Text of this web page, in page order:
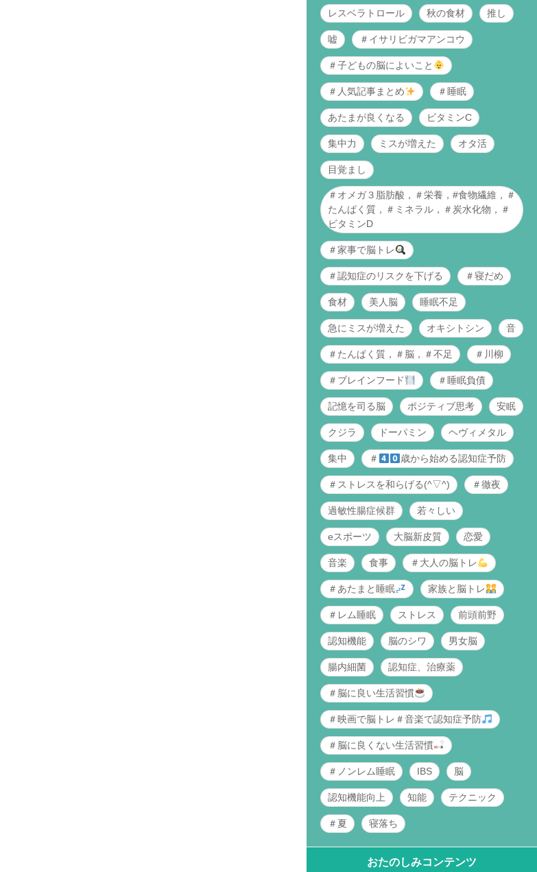
レスベラトロール 秋の食材 推し
嘘 ＃イサリビガマアンコウ
＃子どもの脳によいこと
＃人気記事まとめ ＃睡眠
あたまが良くなる ビタミンC
集中力 ミスが増えた オタ活
目覚まし
＃オメガ３脂肪酸，＃栄養，#食物繊維，＃
たんぱく質，＃ミネラル，＃炭水化物，＃
ビタミンD
＃家事で脳トレ
＃認知症のリスクを下げる ＃寝だめ
食材 美人脳 睡眠不足
急にミスが増えた オキシトシン 音
＃たんぱく質，＃脳，＃不足 ＃川柳
＃ブレインフード ＃睡眠負債
記憶を司る脳 ポジティブ思考 安眠
クジラ ドーパミン ヘヴィメタル
集中 ＃ 歳から始める認知症予防
＃ストレスを和らげる(^▽^) ＃徹夜
過敏性腸症候群 若々しい
eスポーツ 大脳新皮質 恋愛
音楽 食事 ＃大人の脳トレ
＃あたまと睡眠 家族と脳トレ
＃レム睡眠 ストレス 前頭前野
認知機能 脳のシワ 男女脳
腸内細菌 認知症、治療薬
＃脳に良い生活習慣
＃映画で脳トレ＃音楽で認知症予防
＃脳に良くない生活習慣
＃ノンレム睡眠 IBS 脳
認知機能向上 知能 テクニック
＃夏 寝落ち
おたのしみコンテンツ